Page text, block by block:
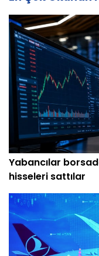
Yabancılar
hisseleri sattılar